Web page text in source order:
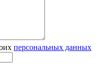
персональных данных